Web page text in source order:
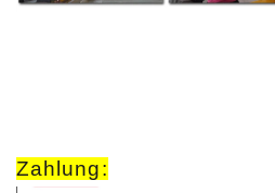
Zahlung: